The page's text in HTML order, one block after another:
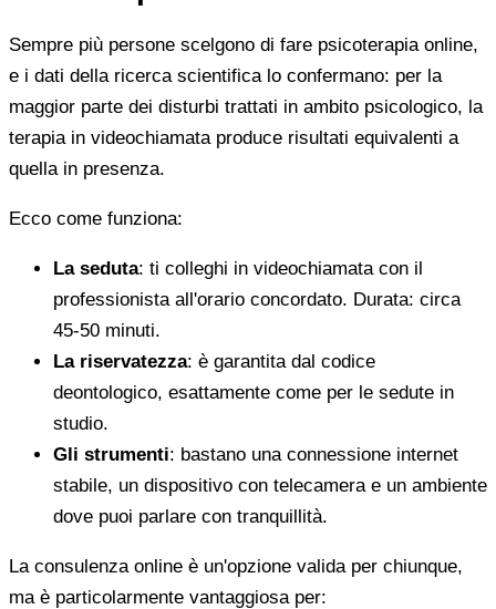
Sempre più persone scelgono di fare psicoterapia online,
e i dati della ricerca scientifica lo confermano: per la
maggior parte dei disturbi trattati in ambito psicologico, la
terapia in videochiamata produce risultati equivalenti a
quella in presenza.
Ecco come funziona:
La seduta: ti colleghi in videochiamata con il
professionista all'orario concordato. Durata: circa
45-50 minuti.
La riservatezza: è garantita dal codice
deontologico, esattamente come per le sedute in
studio.
Gli strumenti: bastano una connessione internet
stabile, un dispositivo con telecamera e un ambiente
dove puoi parlare con tranquillità.
La consulenza online è un'opzione valida per chiunque,
ma è particolarmente vantaggiosa per: